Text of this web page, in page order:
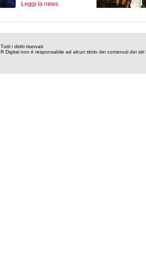
Leggi la news
Tutti i diritti riservati
R Digital non è responsabile ad alcun titolo dei contenuti dei siti